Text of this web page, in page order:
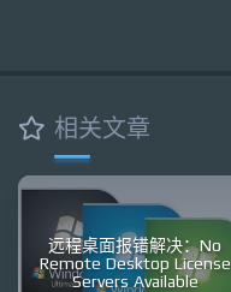
相关文章
远程桌面报错解决：No
Remote Desktop License
Servers Available